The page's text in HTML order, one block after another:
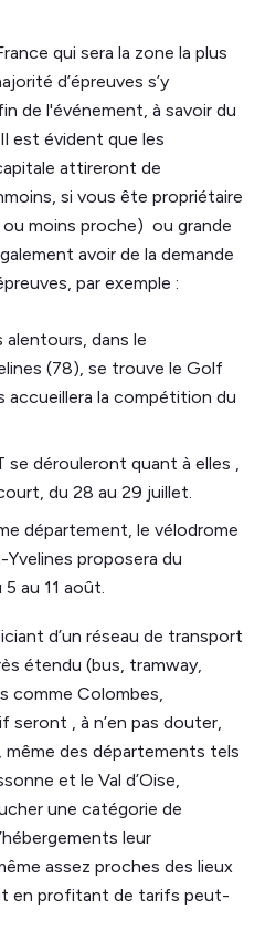
qui sera la zone la plus
d’épreuves s’y
de l'événement, à savoir du
est évident que les
attireront de
si vous ête propriétaire
ou moins proche) ou grande
avoir de la demande
par exemple :
dans le
(78), se trouve le Golf
accueillera la compétition du
se dérouleront quant à elles ,
du 28 au 29 juillet.
département, le vélodrome
proposera du
au 11 août.
d’un réseau de transport
étendu (bus, tramway,
comme Colombes,
seront , à n’en pas douter,
même des départements tels
et le Val d’Oise,
une catégorie de
leur
assez proches des lieux
en profitant de tarifs peut-